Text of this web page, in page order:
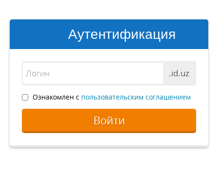
Аутентификация
.id.uz
Ознакомлен с пользовательским соглашением
Войти